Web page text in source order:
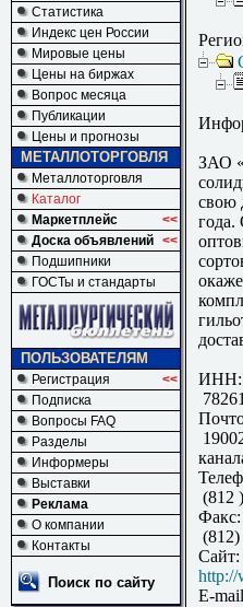
Статистика
Индекс цен России
Мировые цены
Цены на биржах
Вопрос месяца
Публикации
Цены и прогнозы
МЕТАЛЛОТОРГОВЛЯ
Металлоторговля
Каталог
Маркетплейс
<<
Доска объявлений <<
Подшипники
ГОСТы и стандарты
ПОЛЬЗОВАТЕЛЯМ
Регистрация
<<
Подписка
Вопросы FAQ
Разделы
Информеры
Выставки
Реклама
О компании
Контакты
Поиск по сайту
ЗАО
свою
года.
ИНН:
(812
Факс:
(812)
Сайт:
http://
E-